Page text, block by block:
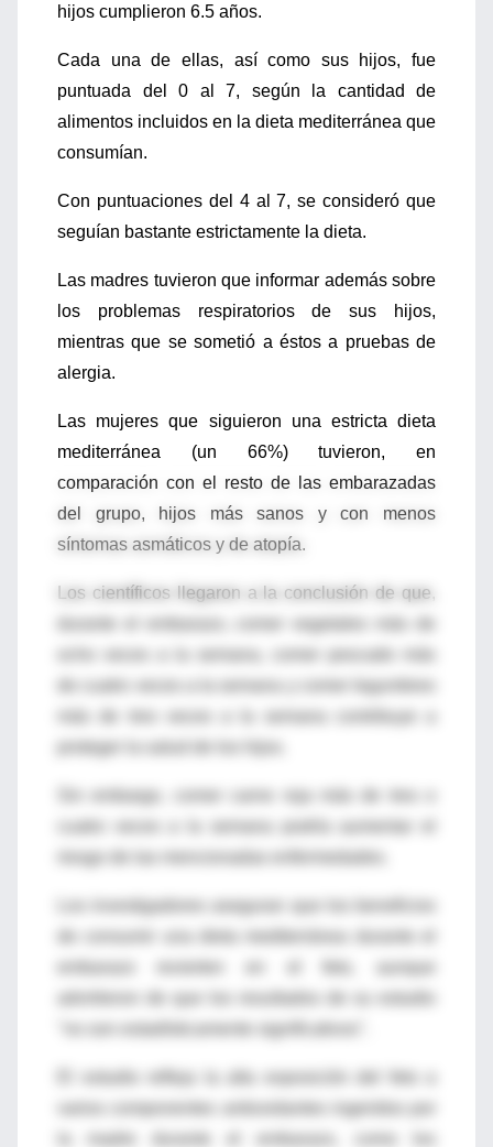
hijos cumplieron 6.5 años.
Cada una de ellas, así como sus hijos, fue
puntuada del 0 al 7, según la cantidad de
alimentos incluidos en la dieta mediterránea que
consumían.
Con puntuaciones del 4 al 7, se consideró que
seguían bastante estrictamente la dieta.
Las madres tuvieron que informar además sobre
los problemas respiratorios de sus hijos,
mientras que se sometió a éstos a pruebas de
alergia.
Las mujeres que siguieron una estricta dieta
mediterránea (un 66%) tuvieron, en
comparación con el resto de las embarazadas
del grupo, hijos más sanos y con menos
síntomas asmáticos y de atopía.
Los científicos llegaron a la conclusión de que,
durante el embarazo, comer vegetales más de
de cuatro veces a la semana y comer legumbres
proteger la salud de los hijos.
Sin embargo, comer carne roja más de tres o
riesgo de las mencionadas enfermedades.
Los investigadores aseguran que los beneficios
embarazo revierten en el feto, aunque
"no son estadísticamente significativos".
varios componentes antioxidantes ingeridos por